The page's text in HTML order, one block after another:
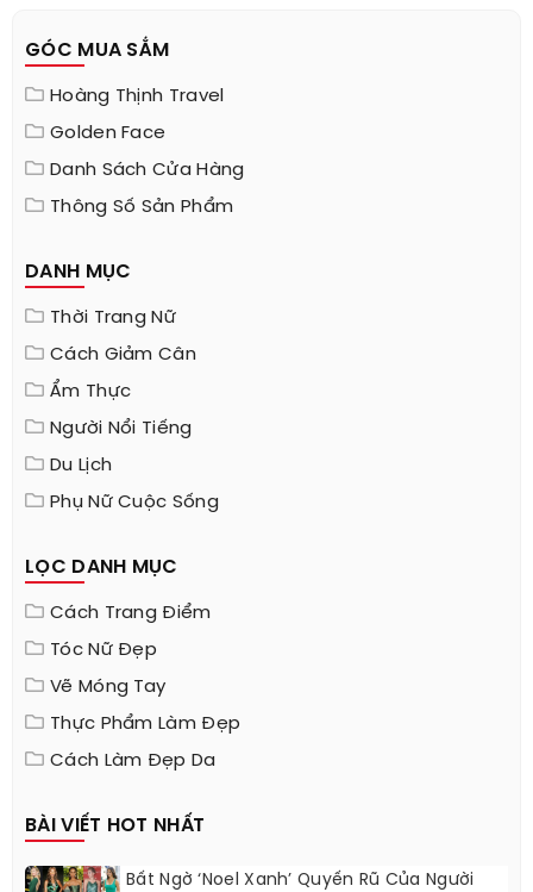
GÓC MUA SẮM
Hoàng Thịnh Travel
Golden Face
Danh Sách Cửa Hàng
Thông Số Sản Phẩm
DANH MỤC
Thời Trang Nữ
Cách Giảm Cân
Ẩm Thực
Người Nổi Tiếng
Du Lịch
Phụ Nữ Cuộc Sống
LỌC DANH MỤC
Cách Trang Điểm
Tóc Nữ Đẹp
Vẽ Móng Tay
Thực Phẩm Làm Đẹp
Cách Làm Đẹp Da
BÀI VIẾT HOT NHẤT
Bất Ngờ ‘Noel Xanh’ Quyến Rũ Của Người